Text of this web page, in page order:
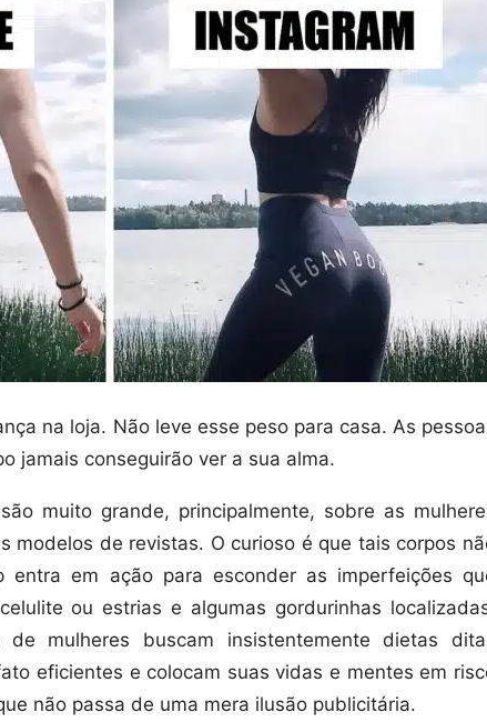
na loja. Não leve esse peso para casa. As
jamais conseguirão ver a sua alma.
muito grande, principalmente, sobre as
modelos de revistas. O curioso é que tais corpos
entra em ação para esconder as imperfeições
ou estrias e algumas gordurinhas
de mulheres buscam insistentemente dietas
eficientes e colocam suas vidas e mentes em
não passa de uma mera ilusão publicitária.